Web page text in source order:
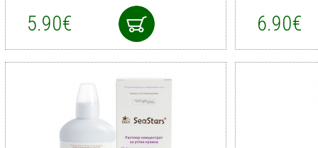
5.90€ 6.90€